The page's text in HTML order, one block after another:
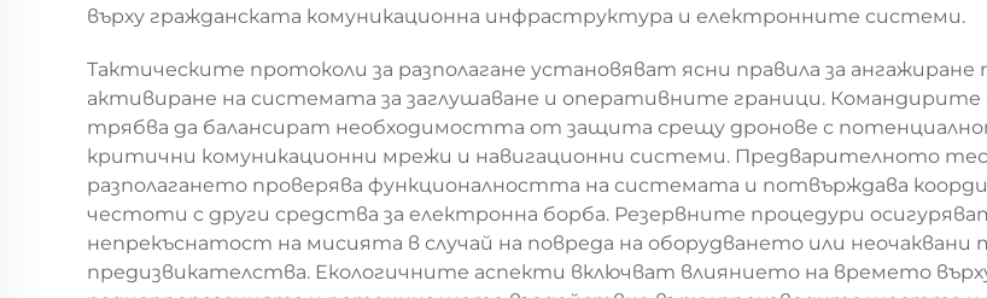
върху гражданската комуникационна инфраструктура и електронните системи.
Тактическите протоколи за разполагане установяват ясни правила за ангажиране
активиране на системата за заглушаване и оперативните граници.
трябва да балансират необходимостта от защита срещу дронове с
критични комуникационни мрежи и навигационни системи. Предварителното
разполагането проверява функционалността на системата и потвърждава
честоти с други средства за електронна борба. Резервните процедури
непрекъснатост на мисията в случай на повреда на оборудването или неочаквани
предизвикателства. Екологичните аспекти включват влиянието на времето